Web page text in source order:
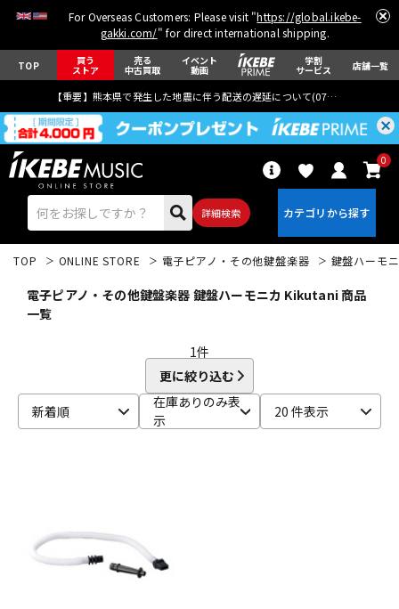
For Overseas Customers: Please visit "https://global.ikebe-
gakki.com/" for direct international shipping.
TOP 買う
ストア
売る
中古買取
イベント
動画
学割
サービス 店舗一覧
【重要】熊本県で発生した地震に伴う配送の遅延について(07月29日
詳細検索
0
ベース ウクレレ
キーボード
TOP ONLINE STORE 電子ピアノ・その他鍵盤楽器 鍵盤ハーモ
電子ピアノ・その他鍵盤楽器 鍵盤ハーモニカ Kikutani 商品
一覧
1件
更に絞り込む
新着順
在庫ありのみ表
示
20 件表示